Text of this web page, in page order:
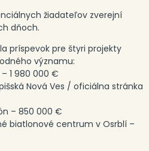
žiadateľov zverejní
dňoch.
príspevok pre štyri projekty
významu:
1 980 000 €
Nová Ves / oficiálna stránka
– 850 000 €
biatlonové centrum v Osrblí –